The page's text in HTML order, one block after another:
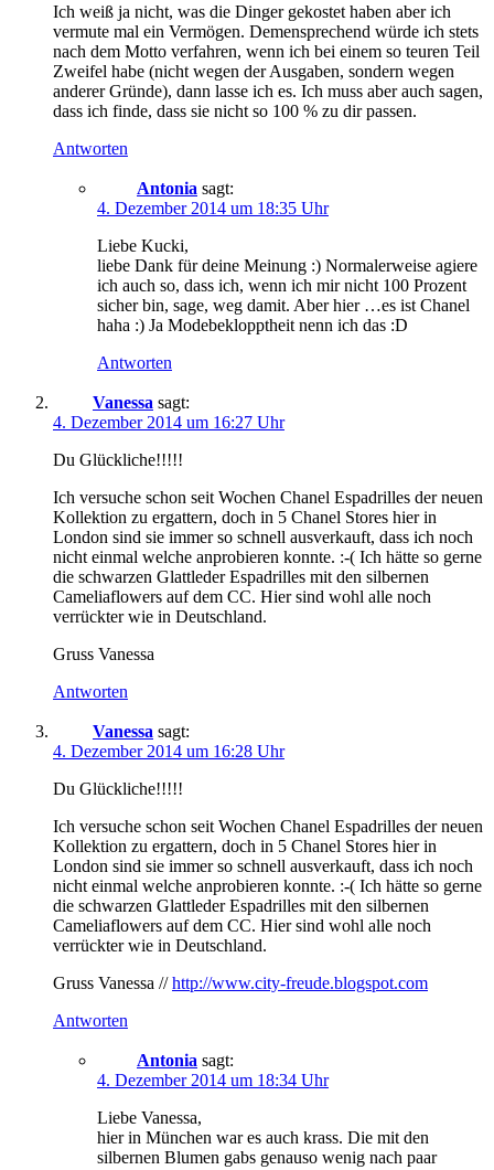
Ich weiß ja nicht, was die Dinger gekostet haben aber ich
vermute mal ein Vermögen. Demensprechend würde ich stets
nach dem Motto verfahren, wenn ich bei einem so teuren Teil
Zweifel habe (nicht wegen der Ausgaben, sondern wegen
anderer Gründe), dann lasse ich es. Ich muss aber auch sagen,
dass ich finde, dass sie nicht so 100 % zu dir passen.
Antworten
Antonia sagt:
4. Dezember 2014 um 18:35 Uhr
Liebe Kucki,
liebe Dank für deine Meinung :) Normalerweise agiere
ich auch so, dass ich, wenn ich mir nicht 100 Prozent
sicher bin, sage, weg damit. Aber hier …es ist Chanel
haha :) Ja Modebeklopptheit nenn ich das :D
Antworten
Vanessa sagt:
4. Dezember 2014 um 16:27 Uhr
Du Glückliche!!!!!
Ich versuche schon seit Wochen Chanel Espadrilles der neuen
Kollektion zu ergattern, doch in 5 Chanel Stores hier in
London sind sie immer so schnell ausverkauft, dass ich noch
nicht einmal welche anprobieren konnte. :-( Ich hätte so gerne
die schwarzen Glattleder Espadrilles mit den silbernen
Cameliaflowers auf dem CC. Hier sind wohl alle noch
verrückter wie in Deutschland.
Gruss Vanessa
Antworten
Vanessa sagt:
4. Dezember 2014 um 16:28 Uhr
Du Glückliche!!!!!
Ich versuche schon seit Wochen Chanel Espadrilles der neuen
Kollektion zu ergattern, doch in 5 Chanel Stores hier in
London sind sie immer so schnell ausverkauft, dass ich noch
nicht einmal welche anprobieren konnte. :-( Ich hätte so gerne
die schwarzen Glattleder Espadrilles mit den silbernen
Cameliaflowers auf dem CC. Hier sind wohl alle noch
verrückter wie in Deutschland.
Gruss Vanessa //http://www.city-freude.blogspot.com
Antworten
Antonia sagt:
4. Dezember 2014 um 18:34 Uhr
Liebe Vanessa,
hier in München war es auch krass. Die mit den
silbernen Blumen gabs genauso wenig nach paar